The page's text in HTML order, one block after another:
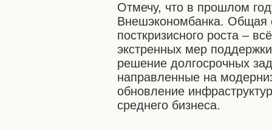
Отмечу, что в прошлом
Внешэкономбанка. Общая
посткризисного роста –
экстренных мер
решение долгосрочных
направленные на
обновление
среднего бизнеса.